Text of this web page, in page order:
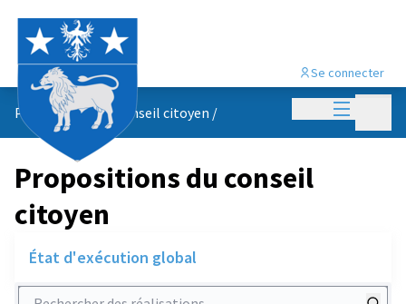
Menu
Se connecter
Propositions du conseil citoyen /
Propositions du conseil
citoyen
État d'exécution global
Rechercher des réalisations